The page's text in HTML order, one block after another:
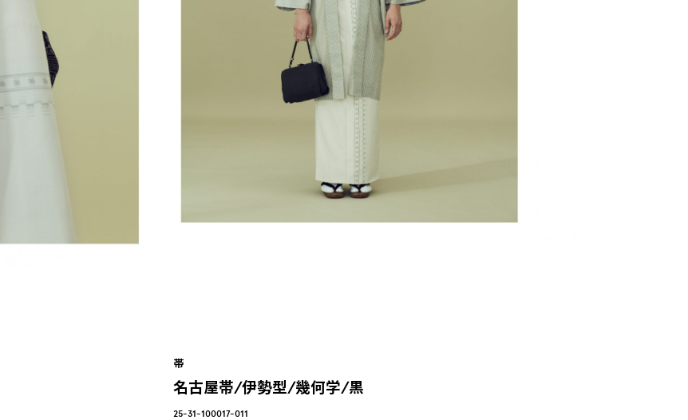
帯
名古屋帯/伊勢型/幾何学/黒
25-31-100017-011